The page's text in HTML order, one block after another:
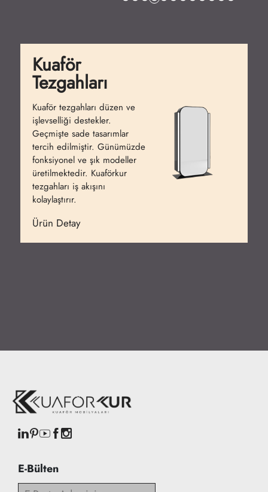
Kuaför
Tezgahları
Kuaför tezgahları düzen ve
işlevselliği destekler.
Geçmişte sade tasarımlar
tercih edilmiştir. Günümüzde
fonksiyonel ve şık modeller
üretilmektedir. Kuaförkur
tezgahları iş akışını
kolaylaştırır.
Ürün Detay
E-Bülten